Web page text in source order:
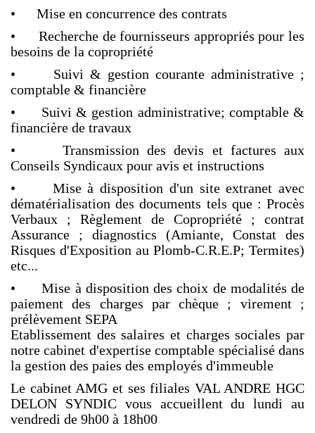
• Mise en concurrence des contrats
• Recherche de fournisseurs appropriés pour les
besoins de la copropriété
• Suivi & gestion courante administrative ;
comptable & financière
• Suivi & gestion administrative; comptable &
financière de travaux
• Transmission des devis et factures aux
Conseils Syndicaux pour avis et instructions
• Mise à disposition d'un site extranet avec
dématérialisation des documents tels que : Procès
Verbaux ; Règlement de Copropriété ; contrat
Assurance ; diagnostics (Amiante, Constat des
Risques d'Exposition au Plomb-C.R.E.P; Termites)
etc...
• Mise à disposition des choix de modalités de
paiement des charges par chèque ; virement ;
prélèvement SEPA
Etablissement des salaires et charges sociales par
notre cabinet d'expertise comptable spécialisé dans
la gestion des paies des employés d'immeuble
Le cabinet AMG et ses filiales VAL ANDRE HGC
DELON SYNDIC vous accueillent du lundi au
vendredi de 9h00 à 18h00